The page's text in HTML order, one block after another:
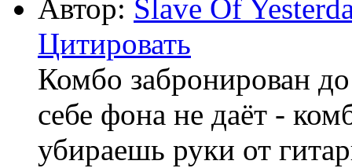
Автор: Slave Of
Цитировать
Комбо забронирован
себе фона не даёт -
убираешь руки от